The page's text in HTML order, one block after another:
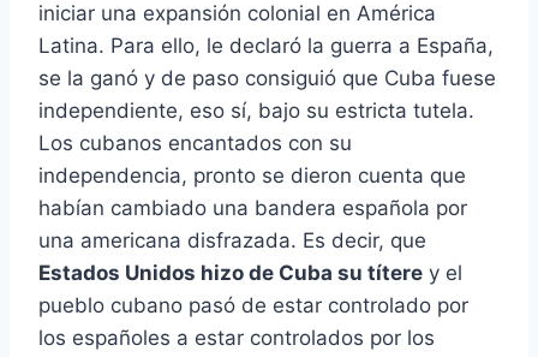
iniciar una expansión colonial en América
Latina. Para ello, le declaró la guerra a España,
se la ganó y de paso consiguió que Cuba fuese
independiente, eso sí, bajo su estricta tutela.
Los cubanos encantados con su
independencia, pronto se dieron cuenta que
habían cambiado una bandera española por
una americana disfrazada. Es decir, que
Estados Unidos hizo de Cuba su títere y el
pueblo cubano pasó de estar controlado por
los españoles a estar controlados por los